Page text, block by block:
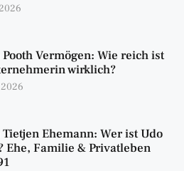
Vermögen: Wie reich ist
wirklich?
Ehemann: Wer ist Udo
Ehe, Familie & Privatleben